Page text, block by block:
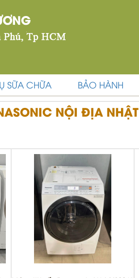
SỮA CHỮA BẢO HÀNH
NỘI ĐỊA NHẬT